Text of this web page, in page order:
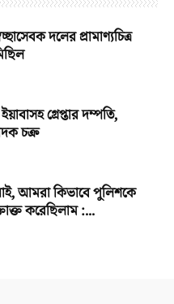
দলের প্রামাণ্যচিত্র
গ্রেপ্তার দম্পতি,
চক্র
আমরা কিভাবে পুলিশকে
করেছিলাম :...